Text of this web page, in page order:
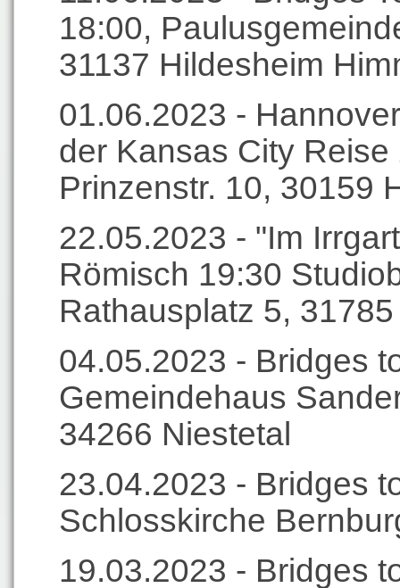
18:00,
31137 Hildesheim
01.06.2023 -
der Kansas City
Prinzenstr. 10, 30159
22.05.2023 - "Im
Römisch 19:30
Rathausplatz 5,
04.05.2023 - Bridges
Gemeindehaus
34266 Niestetal
23.04.2023 - Bridges
Schlosskirche
19.03.2023 - Bridges